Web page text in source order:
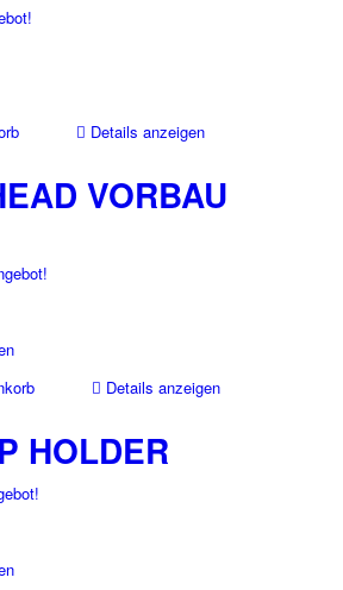
Details anzeigen
VORBAU
€.
Details anzeigen
HOLDER